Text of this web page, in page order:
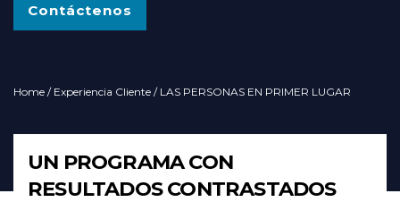
Contáctenos
Home / Experiencia Cliente / LAS PERSONAS EN PRIMER LUGAR
UN PROGRAMA CON
RESULTADOS CONTRASTADOS